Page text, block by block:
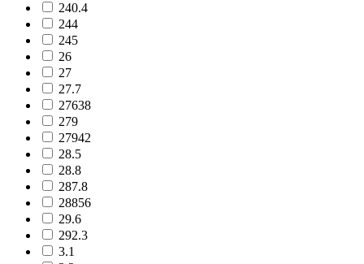
240.4
244
245
26
27
27.7
27638
279
27942
28.5
28.8
287.8
28856
29.6
292.3
3.1